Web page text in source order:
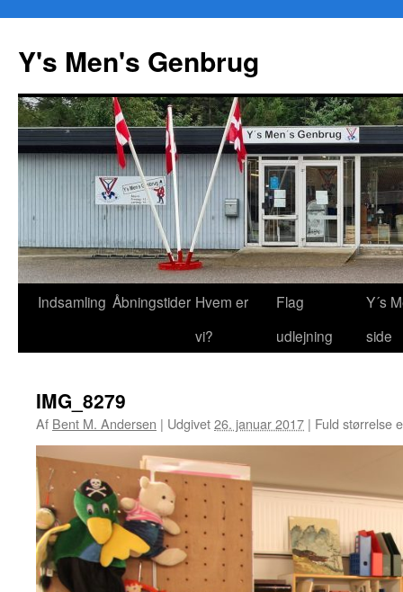
Y's Men's Genbrug
Hop
Indsamling Åbningstider Hvem er
vi?
Flag
udlejning
Y´s
side
IMG_8279
Af Bent M. Andersen | Udgivet26. januar 2017 | Fuld størrelse